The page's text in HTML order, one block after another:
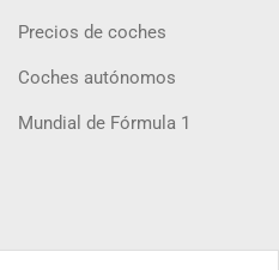
Precios de coches
Coches autónomos
Mundial de Fórmula 1